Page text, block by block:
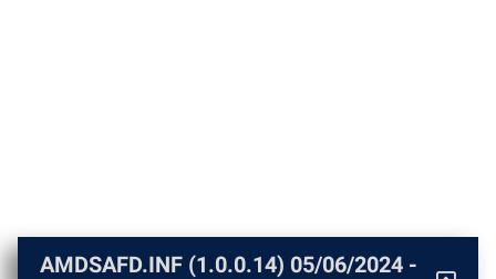
AMDSAFD.INF (1.0.0.14) 05/06/2024 -